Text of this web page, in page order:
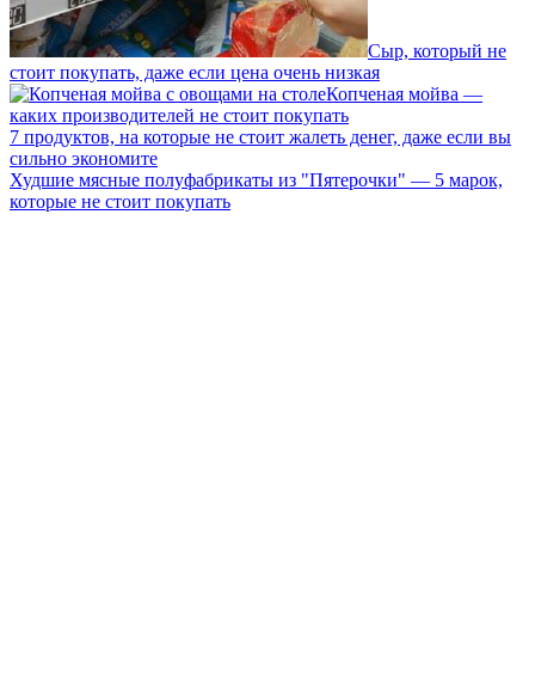
Сыр, который не
стоит покупать, даже если цена очень низкая
Копченая мойва —
каких производителей не стоит покупать
7 продуктов, на которые не стоит жалеть денег, даже если вы
сильно экономите
Худшие мясные полуфабрикаты из "Пятерочки" — 5 марок,
которые не стоит покупать